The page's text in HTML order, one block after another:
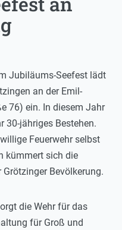
Jubiläums-Seefest lädt
an der Emil-
76) ein. In diesem Jahr
30-jähriges Bestehen.
Feuerwehr selbst
kümmert sich die
Bevölkerung.
die Wehr für das
für Groß und